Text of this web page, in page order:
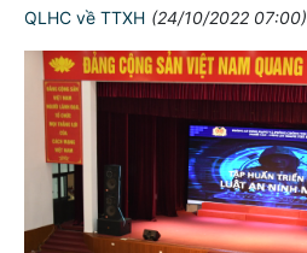
QLHC về TTXH (24/10/2022 07:00)